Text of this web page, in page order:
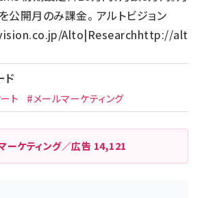
開月のみ課金。 アルトビジョン
Alto|Researchhttp://alt
ド
ト #メールマーケティング
ーケティング／広告 14,121